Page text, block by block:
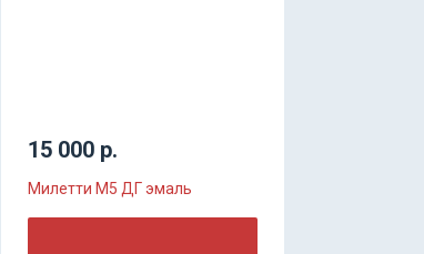
15 000 р.
Милетти М5 ДГ эмаль